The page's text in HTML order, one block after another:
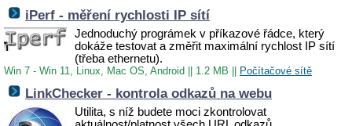
iPerf - měření rychlosti IP sítí
Jednoduchý prográmek v příkazové řádce, který
dokáže testovat a změřit maximální rychlost IP sítí
(třeba ethernetu).
Win 7 - Win 11, Linux, Mac OS, Android 1.2 MB Počítačové sítě
LinkChecker - kontrola odkazů na webu
Utilita, s níž budete moci zkontrolovat